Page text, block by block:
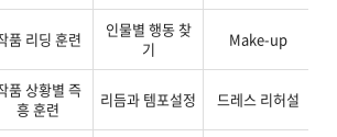
품 리딩 훈련
인물별 행동 찾
기
Make-up
품 상황별 즉
흥 훈련
리듬과 템포설정 드레스 리허설